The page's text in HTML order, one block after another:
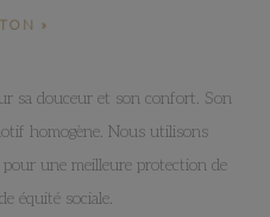
»
sa douceur et son confort. Son
homogène. Nous utilisons
une meilleure protection de
équité sociale.